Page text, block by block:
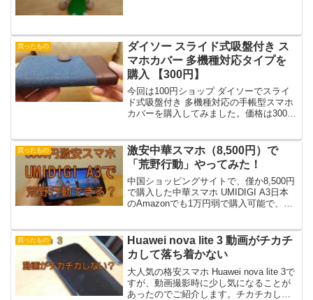
使い...
買ったもの
ダイソー スライド式吸盤付き ス
マホカバー 多機種対応タイプを
購入 【300円】
今回は100円ショップ ダイソーでスライ
ド式吸盤付き 多機種対応の手帳型スマホ
カバーを購入してみました。価格は300円
されている人気商品です。やはり人気な
ポイン...
買ったもの
激安中華スマホ（8,500円）で
「荒野行動」やってみた！
中国ショッピングサイトで、僅か8,500円
で購入した中華スマホ UMIDIGI A3日本
のAmazonでも1万円弱で購入可能で、外
ーム「荒野行動」をプレイしていまし
た。...
買ったもの
Huawei nova lite 3 動画がチカチ
カして落ち着かない
大人気の格安スマホ Huawei nova lite 3で
すが、動画撮影時に少し気になることが
あったのでご紹介します。チカチカして